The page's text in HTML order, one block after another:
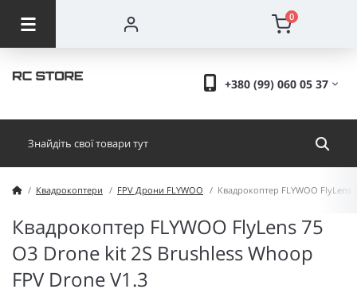
0
+380 (99) 060 05 37
Квадрокоптери FPV Дрони FLYWOO Квадрокоптер FLYWOO
Квадрокоптер FLYWOO FlyLens 75
O3 Drone kit 2S Brushless Whoop
FPV Drone V1.3